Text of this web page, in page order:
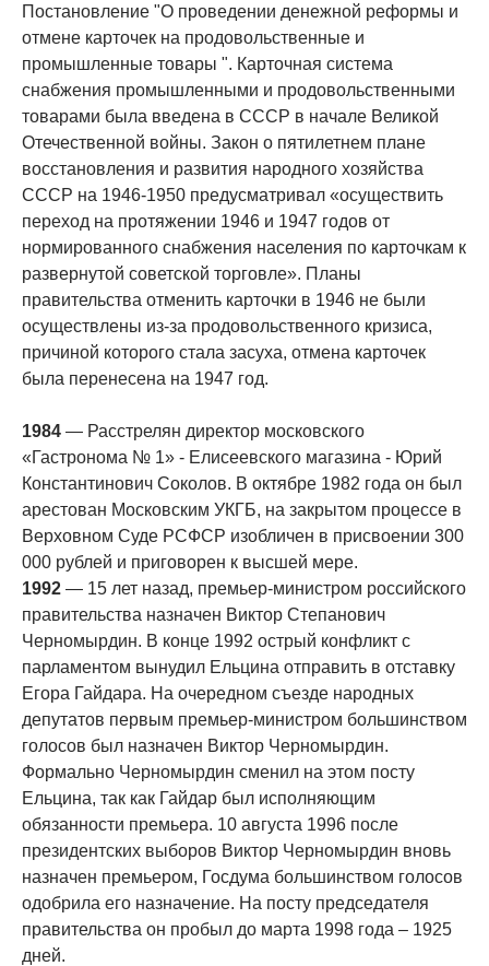
Постановление "О проведении денежной реформы и
отмене карточек на продовольственные и
промышленные товары ". Карточная система
снабжения промышленными и продовольственными
товарами была введена в СССР в начале Великой
Отечественной войны. Закон о пятилетнем плане
восстановления и развития народного хозяйства
СССР на 1946-1950 предусматривал «осуществить
переход на протяжении 1946 и 1947 годов от
нормированного снабжения населения по карточкам к
развернутой советской торговле». Планы
правительства отменить карточки в 1946 не были
осуществлены из-за продовольственного кризиса,
причиной которого стала засуха, отмена карточек
была перенесена на 1947 год.
1984 — Расстрелян директор московского
«Гастронома № 1» - Елисеевского магазина - Юрий
Константинович Соколов. В октябре 1982 года он был
арестован Московским УКГБ, на закрытом процессе в
Верховном Суде РСФСР изобличен в присвоении 300
000 рублей и приговорен к высшей мере.
1992 — 15 лет назад, премьер-министром российского
правительства назначен Виктор Степанович
Черномырдин. В конце 1992 острый конфликт с
парламентом вынудил Ельцина отправить в отставку
Егора Гайдара. На очередном съезде народных
депутатов первым премьер-министром большинством
голосов был назначен Виктор Черномырдин.
Формально Черномырдин сменил на этом посту
Ельцина, так как Гайдар был исполняющим
обязанности премьера. 10 августа 1996 после
президентских выборов Виктор Черномырдин вновь
назначен премьером, Госдума большинством голосов
одобрила его назначение. На посту председателя
правительства он пробыл до марта 1998 года – 1925
дней.